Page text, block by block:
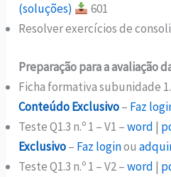
(soluções)
601
Resolver exercícios de
Preparação para a avaliação
Ficha formativa subunidade
Conteúdo Exclusivo– Faz
Teste Q1.3 n.º 1 – V1 –word |
Exclusivo– Faz loginou
Teste Q1.3 n.º 1 – V2 –word |